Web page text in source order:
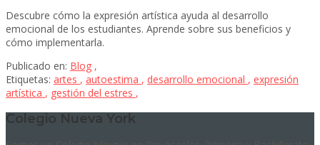
Descubre cómo la expresión artística ayuda al desarrollo
emocional de los estudiantes. Aprende sobre sus beneficios y
cómo implementarla.
Publicado en: Blog ,
Etiquetas: artes , autoestima , desarrollo emocional , expresión
artística , gestión del estres ,
Colegio Nueva York